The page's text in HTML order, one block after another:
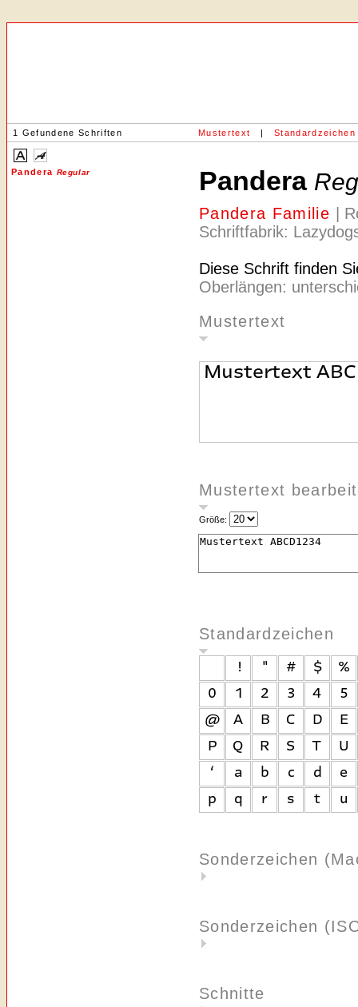
1 Gefundene Schriften Mustertext | Standardzeichen
Pandera Regular Pandera
Pandera Familie
|
Schriftfabrik:
Diese Schrift finden
Oberlängen:
Mustertext
Mustertext
Größe:
Standardzeichen
Sonderzeichen
Sonderzeichen
Schnitte